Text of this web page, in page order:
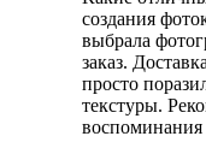
создания
выбрала
заказ.
просто
текстуры.